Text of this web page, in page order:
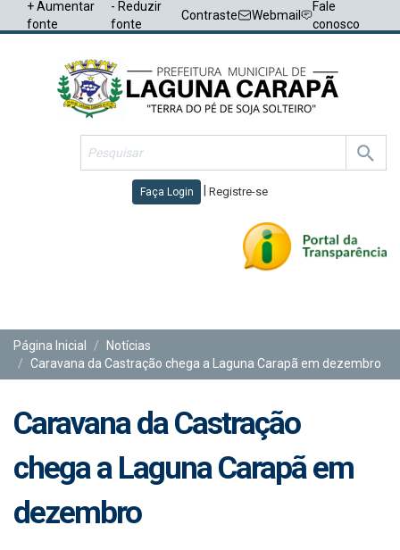
+ Aumentar
fonte
- Reduzir
fonte
Contraste Webmail
Fale
conosco
Faça Login Registre-se
Página Inicial
Notícias
Caravana da Castração chega a Laguna Carapã em dezembro
Caravana da Castração
chega a Laguna Carapã em
dezembro